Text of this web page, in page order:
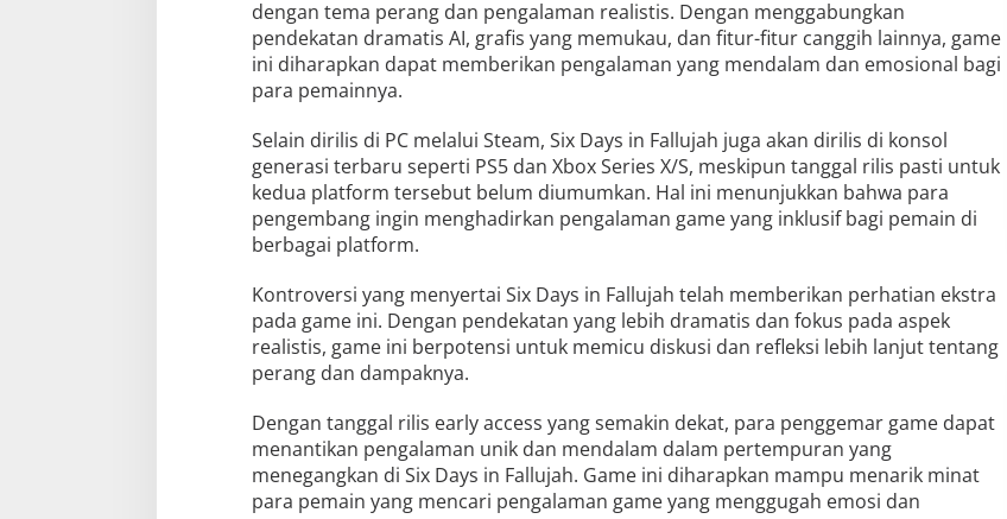
dengan tema perang dan pengalaman realistis. Dengan menggabungkan
pendekatan dramatis AI, grafis yang memukau, dan fitur-fitur canggih lainnya, game
ini diharapkan dapat memberikan pengalaman yang mendalam dan emosional bagi
para pemainnya.
Selain dirilis di PC melalui Steam, Six Days in Fallujah juga akan dirilis di konsol
generasi terbaru seperti PS5 dan Xbox Series X/S, meskipun tanggal rilis pasti untuk
kedua platform tersebut belum diumumkan. Hal ini menunjukkan bahwa para
pengembang ingin menghadirkan pengalaman game yang inklusif bagi pemain di
berbagai platform.
Kontroversi yang menyertai Six Days in Fallujah telah memberikan perhatian ekstra
pada game ini. Dengan pendekatan yang lebih dramatis dan fokus pada aspek
realistis, game ini berpotensi untuk memicu diskusi dan refleksi lebih lanjut tentang
perang dan dampaknya.
Dengan tanggal rilis early access yang semakin dekat, para penggemar game dapat
menantikan pengalaman unik dan mendalam dalam pertempuran yang
menegangkan di Six Days in Fallujah. Game ini diharapkan mampu menarik minat
para pemain yang mencari pengalaman game yang menggugah emosi dan